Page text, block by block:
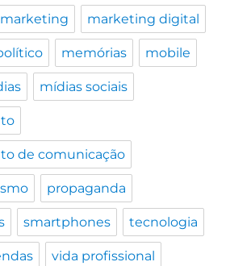
marketing marketing digital
memórias mobile
mídias sociais
de comunicação
propaganda
smartphones tecnologia
vida profissional